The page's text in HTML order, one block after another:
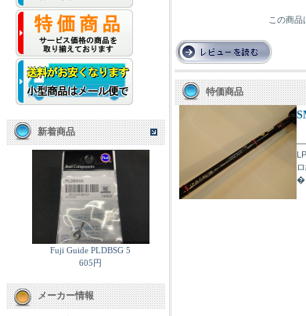
新着商品
Fuji Guide PLDBSG 5
605円
メーカー情報
この商品
特価商品